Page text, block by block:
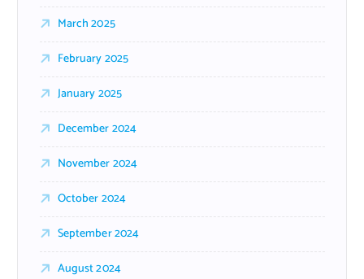
March 2025
February 2025
January 2025
December 2024
November 2024
October 2024
September 2024
August 2024